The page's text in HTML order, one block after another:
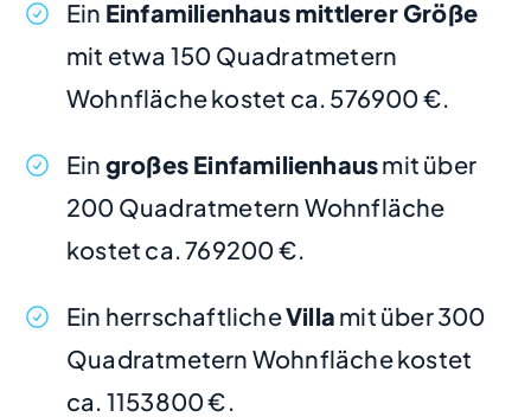
Ein Einfamilienhaus mittlerer Größe
mit etwa 150 Quadratmetern
Wohnfläche kostet ca. 576900 €.
Ein großes Einfamilienhausmit über
200 Quadratmetern Wohnfläche
kostet ca. 769200 €.
Ein herrschaftlicheVilla mit über 300
Quadratmetern Wohnfläche kostet
ca. 1153800 €.